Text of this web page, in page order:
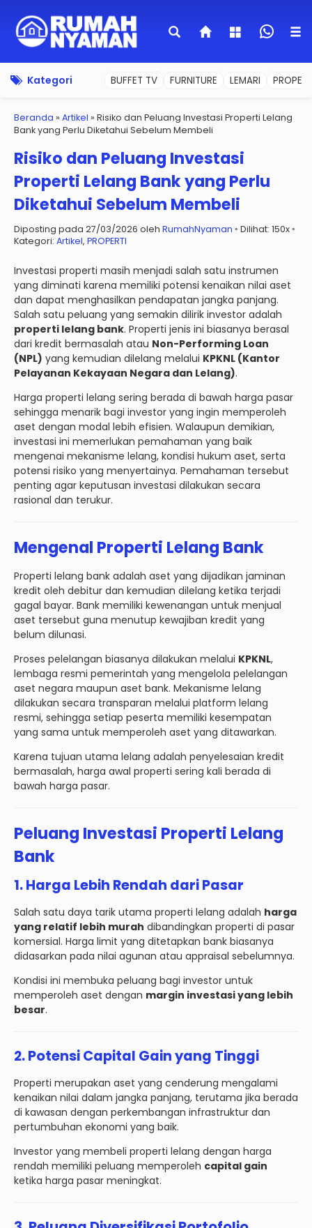
Kategori BUFFET TV FURNITURE LEMARI
Beranda » Artikel » Risiko dan Peluang Investasi Properti Lelang
Bank yang Perlu Diketahui Sebelum Membeli
Risiko dan Peluang Investasi
Properti Lelang Bank yang Perlu
Diketahui Sebelum Membeli
Diposting pada 27/03/2026 oleh RumahNyaman ◦ Dilihat: 150x ◦
Kategori: Artikel, PROPERTI
Investasi properti masih menjadi salah satu instrumen
yang diminati karena memiliki potensi kenaikan nilai aset
dan dapat menghasilkan pendapatan jangka panjang.
Salah satu peluang yang semakin dilirik investor adalah
properti lelang bank. Properti jenis ini biasanya berasal
dari kredit bermasalah atau Non-Performing Loan
(NPL) yang kemudian dilelang melalui KPKNL (Kantor
Pelayanan Kekayaan Negara dan Lelang).
Harga properti lelang sering berada di bawah harga pasar
sehingga menarik bagi investor yang ingin memperoleh
aset dengan modal lebih efisien. Walaupun demikian,
investasi ini memerlukan pemahaman yang baik
mengenai mekanisme lelang, kondisi hukum aset, serta
potensi risiko yang menyertainya. Pemahaman tersebut
penting agar keputusan investasi dilakukan secara
rasional dan terukur.
Mengenal Properti Lelang Bank
Properti lelang bank adalah aset yang dijadikan jaminan
kredit oleh debitur dan kemudian dilelang ketika terjadi
gagal bayar. Bank memiliki kewenangan untuk menjual
aset tersebut guna menutup kewajiban kredit yang
belum dilunasi.
Proses pelelangan biasanya dilakukan melalui KPKNL,
lembaga resmi pemerintah yang mengelola pelelangan
aset negara maupun aset bank. Mekanisme lelang
dilakukan secara transparan melalui platform lelang
resmi, sehingga setiap peserta memiliki kesempatan
yang sama untuk memperoleh aset yang ditawarkan.
Karena tujuan utama lelang adalah penyelesaian kredit
bermasalah, harga awal properti sering kali berada di
bawah harga pasar.
Peluang Investasi Properti Lelang
Bank
1. Harga Lebih Rendah dari Pasar
Salah satu daya tarik utama properti lelang adalah harga
yang relatif lebih murah dibandingkan properti di pasar
komersial. Harga limit yang ditetapkan bank biasanya
didasarkan pada nilai agunan atau appraisal sebelumnya.
Kondisi ini membuka peluang bagi investor untuk
memperoleh aset dengan margin investasi yang lebih
besar.
2. Potensi Capital Gain yang Tinggi
Properti merupakan aset yang cenderung mengalami
kenaikan nilai dalam jangka panjang, terutama jika berada
di kawasan dengan perkembangan infrastruktur dan
pertumbuhan ekonomi yang baik.
Investor yang membeli properti lelang dengan harga
rendah memiliki peluang memperoleh capital gain
ketika harga pasar meningkat.